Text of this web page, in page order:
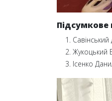
Жукоцький
Ісенко